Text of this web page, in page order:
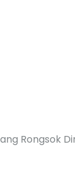
Rongsok